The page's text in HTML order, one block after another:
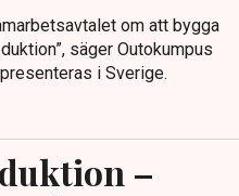
om att bygga
säger Outokumpus
i Sverige.
–